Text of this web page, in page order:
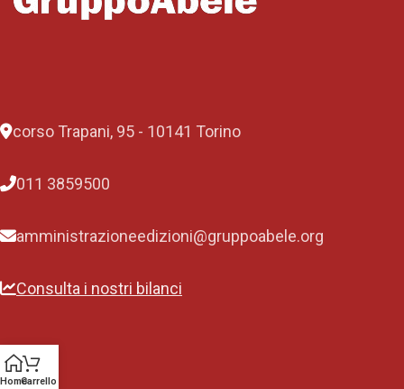
corso Trapani, 95 - 10141 Torino
011 3859500
amministrazioneedizioni@gruppoabele.org
Consulta i nostri bilanci
HomeCarrello